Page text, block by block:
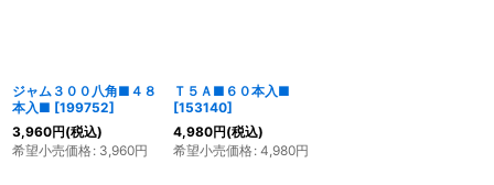
ジャム３００八角■４８
本入■ [199752]
3,960円(税込)
希望小売価格: 3,960円
Ｔ５Ａ■６０本入■
[153140]
4,980円(税込)
希望小売価格: 4,980円